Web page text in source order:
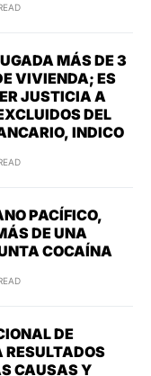
MÁS DE 3
VIVIENDA; ES
JUSTICIA A
DEL
INDICO
PACÍFICO,
DE UNA
COCAÍNA
DE
RESULTADOS
CAUSAS Y